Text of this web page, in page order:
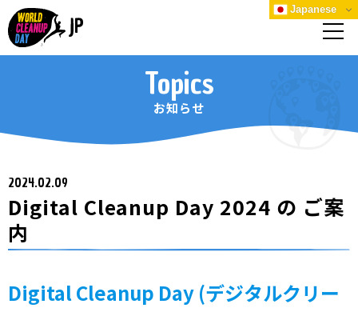
Topics
お知らせ
Digital Cleanup Day 2024 の ご案
内
2024.02.09
Digital Cleanup Day (デジタルクリー
Japanese